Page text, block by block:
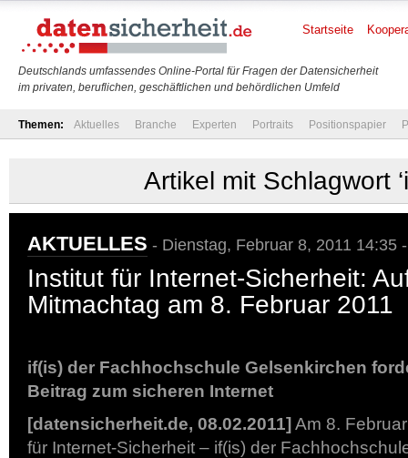
Deutschlands umfassendes Online-Portal für Fragen der Datensicherheit
im privaten, beruflichen, geschäftlichen und behördlichen Umfeld
Startseite
Themen: Aktuelles Branche Experten Portraits Positionspapier
Artikel mit Schlagwort
AKTUELLES - Dienstag, Februar 8, 2011 14:35
Institut für Internet-Sicherheit:
Mitmachtag am 8. Februar 2011
if(is) der Fachhochschule Gelsenkirchen
Beitrag zum sicheren Internet
[datensicherheit.de, 08.02.2011] Am 8.
für Internet-Sicherheit – if(is) der